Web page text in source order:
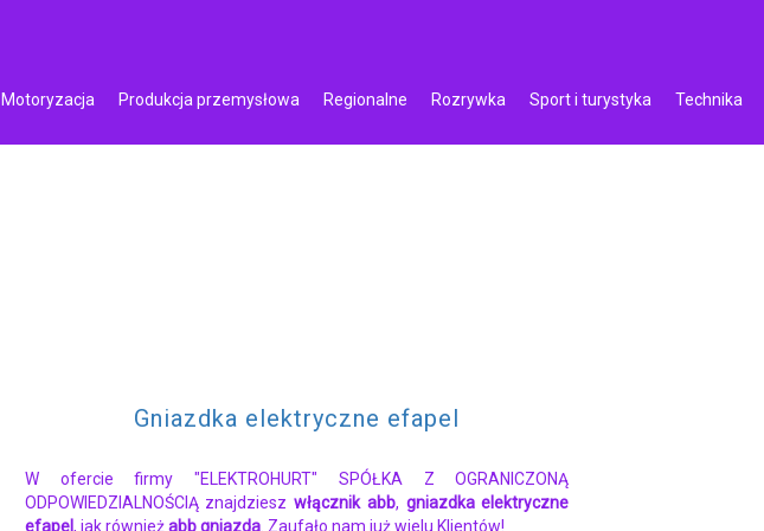
Motoryzacja Produkcja przemysłowa Regionalne Rozrywka Sport i turystyka
Technika
Gniazdka elektryczne efapel
W ofercie firmy "ELEKTROHURT" SPÓŁKA Z OGRANICZONĄ
ODPOWIEDZIALNOŚCIĄ znajdzieszwłącznik abb, gniazdka elektryczne
efapel, jak równieżabb gniazda. Zaufało nam już wielu Klientów!